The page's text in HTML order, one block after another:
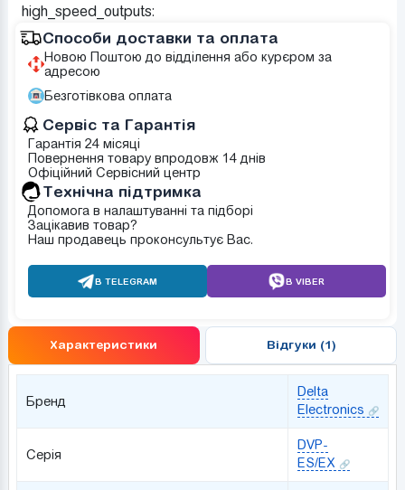
high_speed_outputs:
Способи доставки та оплата
Новою Поштою до відділення або курєром за
адресою
Безготівкова оплата
Сервіс та Гарантія
Гарантія 24 місяці
Повернення товару впродовж 14 днів
Офіційний Сервісний центр
Tехнічна підтримка
Допомога в налаштуванні та підборі
Зацікавив товар?
Наш продавець проконсультує Вас.
В TELEGRAM В VIBER
Характеристики Відгуки (1)
Бренд
Delta
Electronics
Серія
DVP-
ES/EX